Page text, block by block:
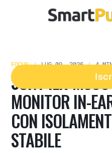
FOCUS LUG 09, 2026 4
SONY IER-
MONITOR IN-
CON
STABILE